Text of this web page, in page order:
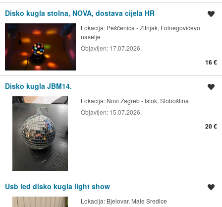
Disko kugla stolna, NOVA, dostava cijela HR
Lokacija: Peščenica - Žitnjak, Folnegovićevo
naselje
Objavljen: 17.07.2026.
16 €
Disko kugla JBM14.
Lokacija: Novi Zagreb - Istok, Sloboština
Objavljen: 15.07.2026.
20 €
Usb led disko kugla light show
Lokacija: Bjelovar, Male Sredice